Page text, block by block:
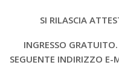
SI RILASCIA
INGRESSO
SEGUENTE INDIRIZZO